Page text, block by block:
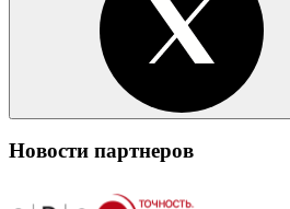
Новости партнеров